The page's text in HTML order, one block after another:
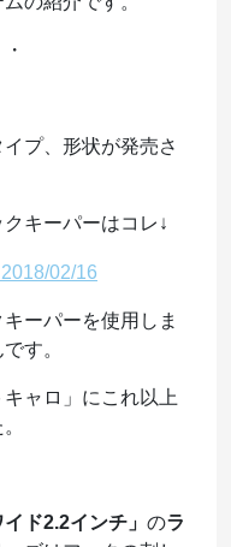
プ、形状が発売さ
キーパーはコレ↓
ーパーを使用しま
す。
ャロ」にこれ以上
ド2.2インチ」 のラ